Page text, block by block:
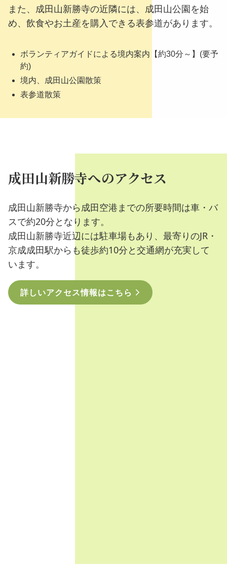
また、成田山新勝寺の近隣には、成田山公園を始
め、飲食やお土産を購入できる表参道があります。
ボランティアガイドによる境内案内【約30分～】(要予
約)
境内、成田山公園散策
表参道散策
成田山新勝寺へのアクセス
成田山新勝寺から成田空港までの所要時間は車・バ
スで約20分となります。
成田山新勝寺近辺には駐車場もあり、最寄りのJR・
京成成田駅からも徒歩約10分と交通網が充実して
います。
詳しいアクセス情報はこちら